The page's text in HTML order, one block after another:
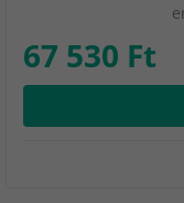
67 530 Ft